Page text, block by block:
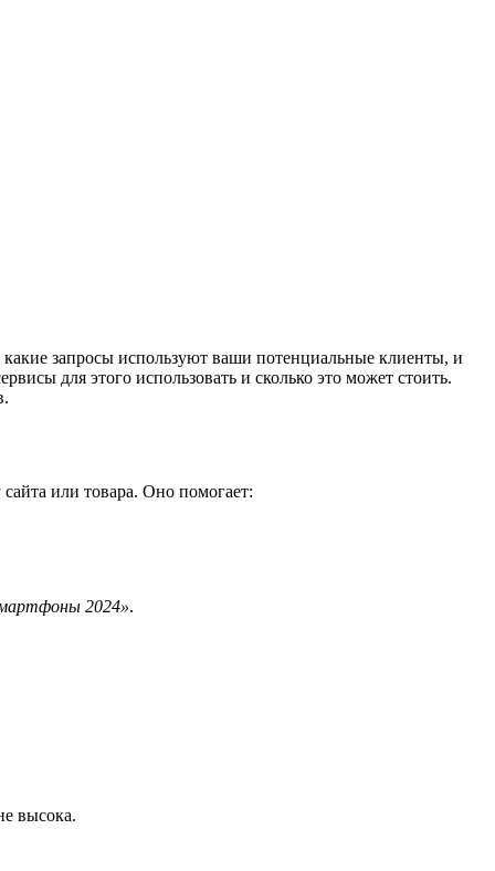
запросы используют ваши потенциальные клиенты, и
для этого использовать и сколько это может стоить.
или товара. Оно помогает:
2024».
высока.